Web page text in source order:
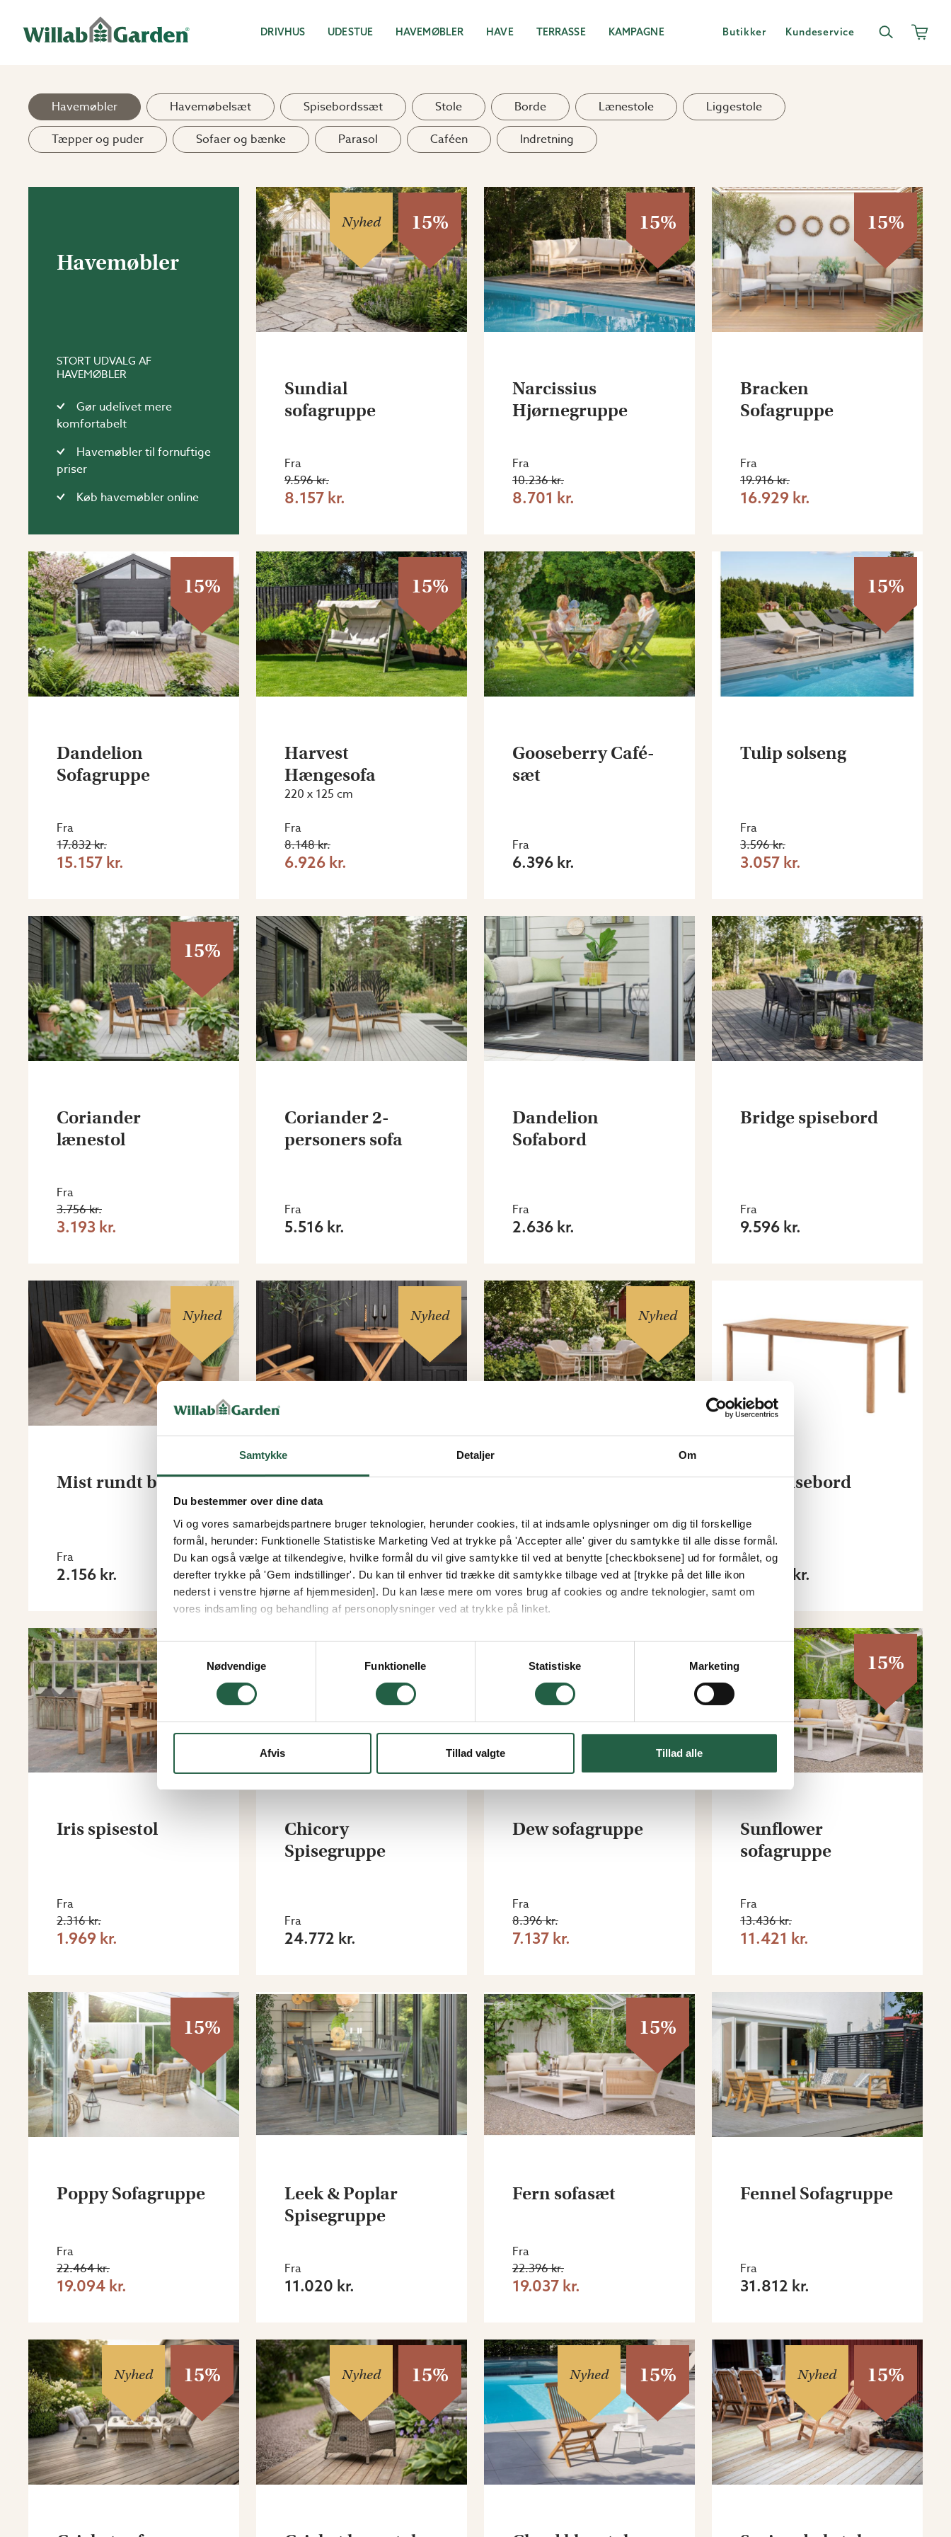
Samtykke Detaljer Om
Du bestemmer over dine data
Vi og vores samarbejdspartnere bruger teknologier, herunder cookies, til at indsamle oplysninger om dig til forskellige
formål, herunder: Funktionelle Statistiske Marketing Ved at trykke på 'Accepter alle' giver du samtykke til alle disse formål.
Du kan også vælge at tilkendegive, hvilke formål du vil give samtykke til ved at benytte [checkboksene] ud for formålet, og
derefter trykke på 'Gem indstillinger'. Du kan til enhver tid trække dit samtykke tilbage ved at [trykke på det lille ikon
nederst i venstre hjørne af hjemmesiden]. Du kan læse mere om vores brug af cookies og andre teknologier, samt om
vores indsamling og behandling af personoplysninger ved at trykke på linket.
Få flere oplysninger om, hvordan Google behandler personlige oplysninger
Samtykkevalg
Nødvendige
Funktionelle Statistiske Marketing
Afvis Tillad valgte Tillad alle
DRIVHUS UDESTUE HAVEMØBLER HAVE TERRASSE KAMPAGNE Butikker Kundeservice
Havemøbler Havemøbelsæt Spisebordssæt Stole Borde Lænestole
Liggestole
Tæpper og puder
Sofaer og bænke Parasol Caféen Indretning
Havemøbler
STORT UDVALG AF
HAVEMØBLER
Gør udelivet mere
komfortabelt
Havemøbler til fornuftige
priser
Køb havemøbler online
Nyhed 15%
Sundial
sofagruppe
Fra
9.596 kr.
8.157 kr.
15%
Narcissius
Hjørnegruppe
Fra
10.236 kr.
8.701 kr.
15%
Bracken
Sofagruppe
Fra
19.916 kr.
16.929 kr.
15%
Dandelion
Sofagruppe
Fra
17.832 kr.
15.157 kr.
15%
Harvest
Hængesofa
220 x 125 cm
Fra
8.148 kr.
6.926 kr.
Gooseberry Café-
sæt
Fra
6.396 kr.
15%
Tulip solseng
Fra
3.596 kr.
3.057 kr.
15%
Coriander
lænestol
Fra
3.756 kr.
3.193 kr.
Coriander 2-
personers sofa
Fra
5.516 kr.
Dandelion
Sofabord
Fra
2.636 kr.
Bridge spisebord
Fra
9.596 kr.
Nyhed
Mist rundt bord
Fra
2.156 kr.
Nyhed
Storm rundt bord
Fra
1.356 kr.
Nyhed
Sunflower rundt
Fra
2.236 kr.
Iris spisebord
Fra
12.796 kr.
15%
Iris spisestol
Fra
2.316 kr.
1.969 kr.
Chicory
Spisegruppe
Fra
24.772 kr.
Dew sofagruppe
Fra
8.396 kr.
7.137 kr.
15%
Sunflower
sofagruppe
Fra
13.436 kr.
11.421 kr.
15%
Poppy Sofagruppe
Fra
22.464 kr.
19.094 kr.
Leek & Poplar
Spisegruppe
Fra
11.020 kr.
15%
Fern sofasæt
Fra
22.396 kr.
19.037 kr.
Fennel Sofagruppe
Fra
31.812 kr.
Nyhed 15% Nyhed 15% Nyhed 15% Nyhed 15%